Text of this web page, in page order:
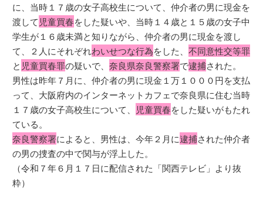
に、当時１７歳の女子高校生について、仲介者の男に現金を
渡して 児童買春をした疑いや、当時１４歳と１５歳の女子中
学生が１６歳未満と知りながら、仲介者の男に現金を渡し
て、２人にそれぞれわいせつな行為をした、不同意性交等罪
と 児童買春罪の疑いで、奈良県奈良警察署で逮捕された。
男性は昨年７月に、仲介者の男に現金１万１０００円を支払
って、大阪府内のインターネットカフェで奈良県に住む当時
１７歳の女子高校生について、
児童買春をした疑いがもたれ
ている。
奈良警察署によると、男性は、今年２月に逮捕された仲介者
の男の捜査の中で関与が浮上した。
（令和７年６月１７日に配信された「関西テレビ」より抜
粋）